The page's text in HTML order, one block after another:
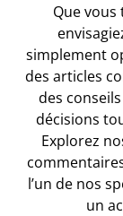
Que
simplement
des articles
des
décisions
Explorez
l’un de nos
un